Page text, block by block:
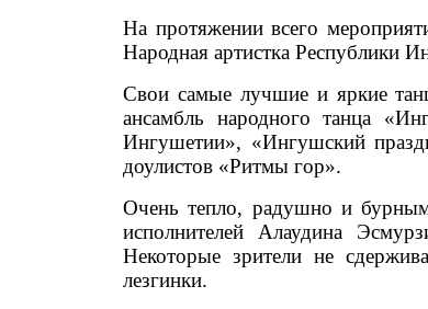
На протяжении всего
Народная артистка Республики
Свои самые лучшие и яркие
ансамбль народного танца
Ингушетии», «Ингушский
доулистов «Ритмы гор».
Очень тепло, радушно и
исполнителей Алаудина
Некоторые зрители не
лезгинки.